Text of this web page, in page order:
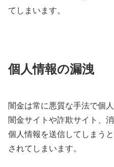
てしまいます。
個人情報の漏洩
闇金は常に悪質な手法で個
闇金サイトや詐欺サイト、
個人情報を送信してしまう
されてしまいます。